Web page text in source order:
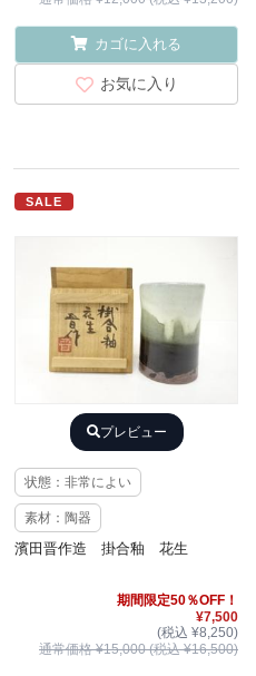
カゴに入れる
お気に入り
SALE
プレビュー
状態：非常によい
素材：陶器
濱田晋作造 掛合釉 花生
期間限定50％OFF！
¥7,500
(税込 ¥8,250)
通常価格 ¥15,000 (税込 ¥16,500)